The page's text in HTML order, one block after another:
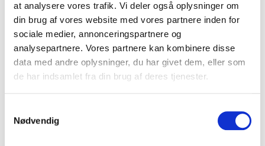
at analysere vores trafik. Vi deler også oplysninger om
din brug af vores website med vores partnere inden for
sociale medier, annonceringspartnere og
analysepartnere. Vores partnere kan kombinere disse
data med andre oplysninger, du har givet dem, eller som
de har indsamlet fra din brug af deres tjenester.
Nødvendig
ANALYSER
Danske Bank fyrer direktøren – de sociale medier
giver ren besked
Danske Bank meddelte i morges at de skiftede ud i ledelsen og altså
fyrede Eivind Kolding som direktør. Siden har de sociale medier givet
deres kommentarer med på…